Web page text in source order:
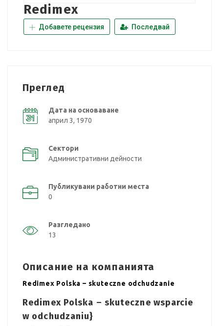
Redimex
Добавете рецензия Последвай
Преглед
Дата на основаване
април 3, 1970
Сектори
Административни дейности
Публикувани работни места
0
Разгледано
13
Описание на компанията
Redimex Polska – skuteczne odchudzanie
Redimex Polska – skuteczne wsparcie
w odchudzaniu}